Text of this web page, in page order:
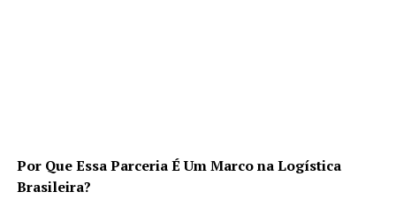
Por Que Essa Parceria É Um Marco na Logística
Brasileira?